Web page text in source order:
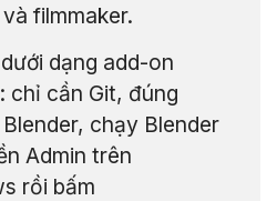
filmmaker.
dạng add-on
chỉ cần Git, đúng
chạy Blender
Admin trên
rồi bấm